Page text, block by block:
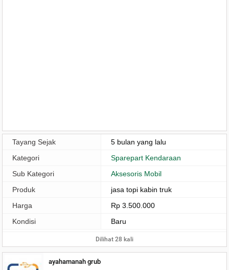
Tayang Sejak
5 bulan yang lalu
Kategori
Sparepart Kendaraan
Sub Kategori
Aksesoris Mobil
Produk
jasa topi kabin truk
Harga
Rp 3.500.000
Kondisi
Baru
Dilihat 28 kali
ayahamanah grub